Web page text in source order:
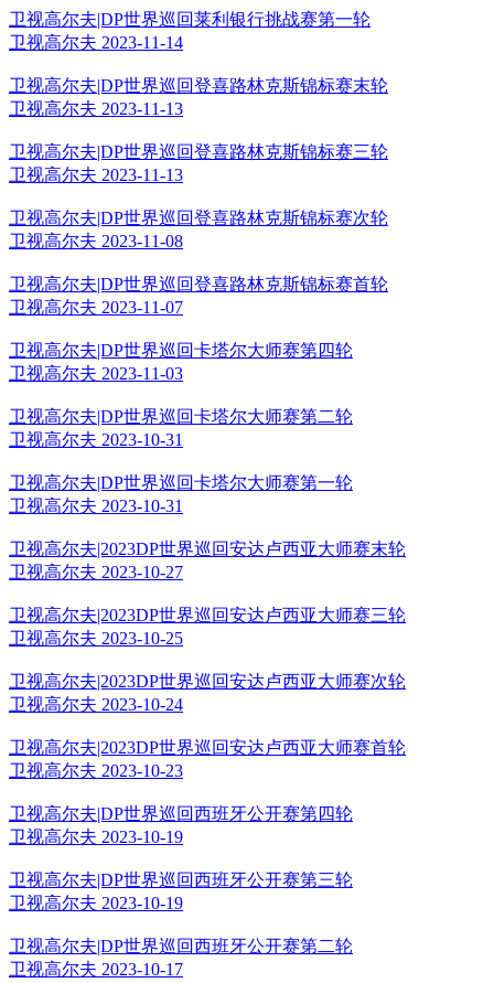
卫视高尔夫|DP世界巡回莱利银行挑战赛第一轮
卫视高尔夫 2023-11-14
卫视高尔夫|DP世界巡回登喜路林克斯锦标赛末轮
卫视高尔夫 2023-11-13
卫视高尔夫|DP世界巡回登喜路林克斯锦标赛三轮
卫视高尔夫 2023-11-13
卫视高尔夫|DP世界巡回登喜路林克斯锦标赛次轮
卫视高尔夫 2023-11-08
卫视高尔夫|DP世界巡回登喜路林克斯锦标赛首轮
卫视高尔夫 2023-11-07
卫视高尔夫|DP世界巡回卡塔尔大师赛第四轮
卫视高尔夫 2023-11-03
卫视高尔夫|DP世界巡回卡塔尔大师赛第二轮
卫视高尔夫 2023-10-31
卫视高尔夫|DP世界巡回卡塔尔大师赛第一轮
卫视高尔夫 2023-10-31
卫视高尔夫|2023DP世界巡回安达卢西亚大师赛末轮
卫视高尔夫 2023-10-27
卫视高尔夫|2023DP世界巡回安达卢西亚大师赛三轮
卫视高尔夫 2023-10-25
卫视高尔夫|2023DP世界巡回安达卢西亚大师赛次轮
卫视高尔夫 2023-10-24
卫视高尔夫|2023DP世界巡回安达卢西亚大师赛首轮
卫视高尔夫 2023-10-23
卫视高尔夫|DP世界巡回西班牙公开赛第四轮
卫视高尔夫 2023-10-19
卫视高尔夫|DP世界巡回西班牙公开赛第三轮
卫视高尔夫 2023-10-19
卫视高尔夫|DP世界巡回西班牙公开赛第二轮
卫视高尔夫 2023-10-17